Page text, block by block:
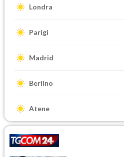
Londra
Parigi
Madrid
Berlino
Atene